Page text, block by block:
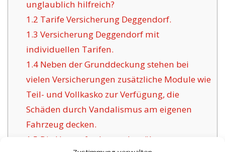
unglaublich hilfreich?
1.2 Tarife Versicherung Deggendorf.
1.3 Versicherung Deggendorf mit
individuellen Tarifen.
1.4Neben der Grunddeckung stehen bei
vielen Versicherungen zusätzliche Module wie
Teil- und Vollkasko zur Verfügung, die
Schäden durch Vandalismus am eigenen
Fahrzeug decken.
1.5 Die Herausforderung bewährter